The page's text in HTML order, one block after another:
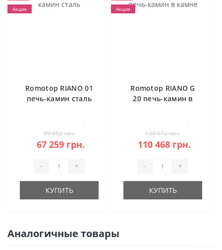
Акция
Romotop RIANO 01
печь-камин сталь
89 662 грн.
67 259 грн.
- +
КУПИТЬ
Акция
Romotop RIANO G
20 печь-камин в
138 072 грн.
110 468 грн.
- +
КУПИТЬ
Аналогичные товары